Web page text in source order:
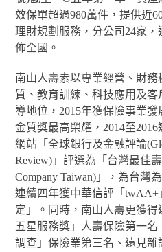
效保單超過980萬件，提供近
理財規劃服務，分公司24家
佈全國。
南山人壽素以專業經營、財
質、教育訓練、科技應用及
導地位，2015年獲保險事業發
金質獎最高榮耀，2014至
網站「全球銀行及金融評論
Review)」評選為「台灣最佳壽
Company Taiwan)」，為台灣
連續四年獲中華信評「
定」。同時，南山人壽更獲得
五星服務獎」人壽保險第一名
調查」保險業第三名、遠見